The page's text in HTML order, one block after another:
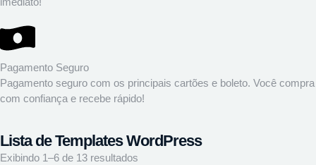
Pagamento Seguro
Pagamento seguro com os principais cartões e boleto. Você compra
com confiança e recebe rápido!
Lista de Templates WordPress
Exibindo 1–6 de 13 resultados